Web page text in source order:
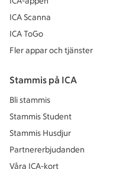
ICA Scanna
ICA ToGo
Fler appar och tjänster
Stammis på ICA
Bli stammis
Stammis Student
Stammis Husdjur
Partnererbjudanden
Våra ICA-kort